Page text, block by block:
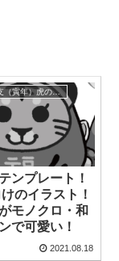
2022年の干支（寅年）虎のイラスト入り年賀状の無料テンプレート
ンプレート！
のイラスト！
モノクロ・和
で可愛い！
2021.08.18